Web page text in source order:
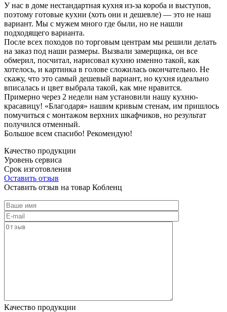
У нас в доме нестандартная кухня из-за короба и выступов,
поэтому готовые кухни (хоть они и дешевле) — это не наш
вариант. Мы с мужем много где были, но не нашли
подходящего варианта.
После всех походов по торговым центрам мы решили делать
на заказ под наши размеры. Вызвали замерщика, он все
обмерил, посчитал, нарисовал кухню именно такой, как
хотелось, и картинка в голове сложилась окончательно. Не
скажу, что это самый дешевый вариант, но кухня идеально
вписалась и цвет выбрала такой, как мне нравится.
Примерно через 2 недели нам установили нашу кухню-
красавицу! «Благодаря» нашим кривым стенам, им пришлось
помучиться с монтажом верхних шкафчиков, но результат
получился отменный.
Большое всем спасибо! Рекомендую!
Качество продукции
Уровень сервиса
Срок изготовления
Оставить отзыв
Оставить отзыв на товар Кобленц
Качество продукции